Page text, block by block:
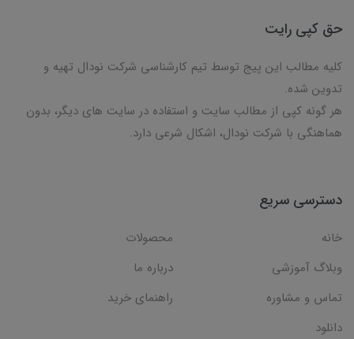
حق کپی رایت
کلیه مطالب این پیج توسط تیم کارشناسی شرکت نودال تهیه و
تدوین شده.
هر گونه کپی از مطالب سایت و استفاده در سایت های دیگر، بدون
هماهنگی با شرکت نودال، اشکال شرعی دارد.
دسترسی سریع
خانه
محصولات
وبلاگ آموزشی
درباره ما
تماس و مشاوره
راهنمای خرید
دانلود